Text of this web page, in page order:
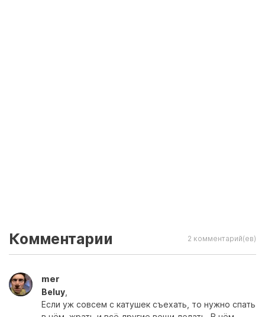
Комментарии 2 комментарий(ев)
mer
Beluy
Если уж совсем с катушек съехать, то нужно спать